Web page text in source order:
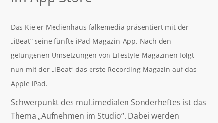
Das Kieler Medienhaus falkemedia präsentiert mit der
„iBeat“ seine fünfte iPad-Magazin-App. Nach den
gelungenen Umsetzungen von Lifestyle-Magazinen folgt
nun mit der „iBeat“ das erste Recording Magazin auf das
Apple iPad.
Schwerpunkt des multimedialen Sonderheftes ist das
Thema „Aufnehmen im Studio“. Dabei werden